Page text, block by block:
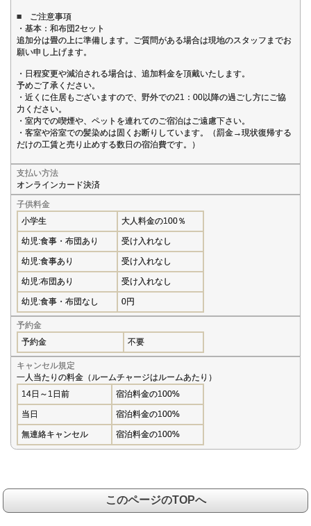
■ ご注意事項
・基本：和布団2セット
追加分は畳の上に準備します。ご質問がある場合は現地のスタッフまでお
願い申し上げます。
・日程変更や減泊される場合は、追加料金を頂戴いたします。
予めご了承ください。
・近くに住居もございますので、野外での21：00以降の過ごし方にご協
力ください。
・室内での喫煙や、ペットを連れてのご宿泊はご遠慮下さい。
・客室や浴室での髪染めは固くお断りしています。（罰金→現状復帰する
だけの工賃と売り止めする数日の宿泊費です。）
支払い方法
オンラインカード決済
子供料金
小学生
大人料金の100％
幼児:食事・布団あり 受け入れなし
幼児:食事あり 受け入れなし
幼児:布団あり 受け入れなし
幼児:食事・布団なし 0円
予約金
予約金
不要
キャンセル規定
一人当たりの料金（ルームチャージはルームあたり）
14日～1日前
宿泊料金の100%
当日 宿泊料金の100%
無連絡キャンセル 宿泊料金の100%
このページのTOPへ